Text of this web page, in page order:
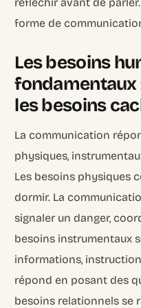
forme de
Les besoins
fondamentaux
les besoins
La communication
physiques,
Les besoins physiques
dormir. La
signaler un danger,
besoins instrumentaux
informations,
répond en posant des
besoins relationnels se